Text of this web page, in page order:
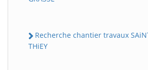
Recherche chantier travaux
THiEY